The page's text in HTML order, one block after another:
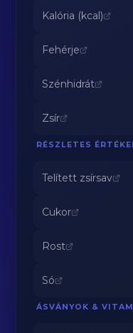
Kalória (kcal)
Fehérje
Szénhidrát
Zsír
RÉSZLETES
Telített zsírsav
Cukor
Rost
Só
ÁSVÁNYOK &